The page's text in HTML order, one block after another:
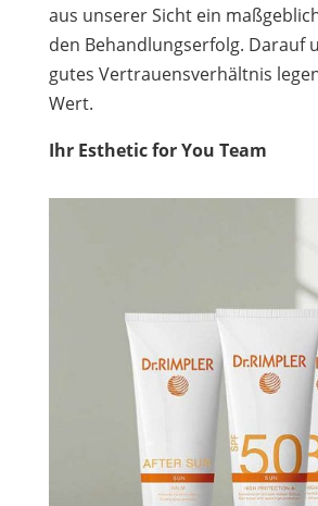
aus unserer Sicht ein
den Behandlungserfolg. Darauf
gutes Vertrauensverhältnis
Wert.
Ihr Esthetic for You Team